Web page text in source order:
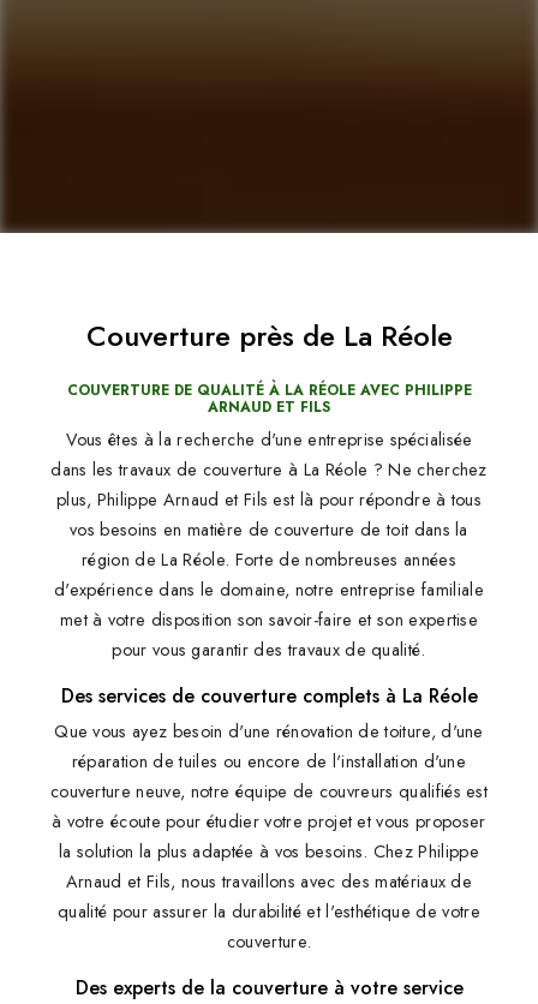
Couverture près de La Réole
COUVERTURE DE QUALITÉ À LA RÉOLE AVEC PHILIPPE
ARNAUD ET FILS
Vous êtes à la recherche d'une entreprise spécialisée
dans les travaux de couverture à La Réole ? Ne cherchez
plus, Philippe Arnaud et Fils est là pour répondre à tous
vos besoins en matière de couverture de toit dans la
région de La Réole. Forte de nombreuses années
d'expérience dans le domaine, notre entreprise familiale
met à votre disposition son savoir-faire et son expertise
pour vous garantir des travaux de qualité.
Des services de couverture complets à La Réole
Que vous ayez besoin d'une rénovation de toiture, d'une
réparation de tuiles ou encore de l'installation d'une
couverture neuve, notre équipe de couvreurs qualifiés est
à votre écoute pour étudier votre projet et vous proposer
la solution la plus adaptée à vos besoins. Chez Philippe
Arnaud et Fils, nous travaillons avec des matériaux de
qualité pour assurer la durabilité et l'esthétique de votre
couverture.
Des experts de la couverture à votre service